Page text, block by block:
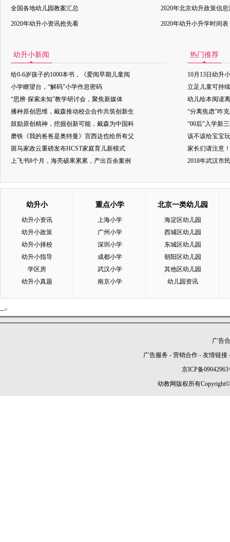
全国各地幼儿园教案汇总 2020年北京幼升政策信息
2020年幼升小资讯抢先看 2020年幼升小升学时间表
幼升小新闻
给0-6岁孩子的1000本书，《爱阅早期儿童阅
小学瞭望台，“解码”小学作息密码
“思辨·探索未知”教学研讨会，聚焦新媒体
播种原创思维，戴森推动校企合作共筑创新生
鼓励原创精神，挖掘创新可能，戴森为中国科
磨铁《我的爸爸是奥特曼》宫西达也给所有父
斑马家政云重磅发布HCST家庭育儿新模式
上飞书8个月，海亮硕果累累，产出百余案例
热门推荐
10月13日幼升
立足儿童可持
幼儿绘本阅读
“分离焦虑”咋
“00后”入学新
该不该给宝宝
家长们请注意
2018年武汉市
幼升小
幼升小资讯
幼升小政策
幼升小择校
幼升小指导
学区房
幼升小真题
重点小学
上海小学
广州小学
深圳小学
成都小学
武汉小学
南京小学
北京一类幼儿园
海淀区幼儿园
西城区幼儿园
东城区幼儿园
朝阳区幼儿园
其他区幼儿园
幼儿园资讯
-->
广告
广告服务 - 营销合作 - 友情链接
京ICP备09042963
幼教网版权所有